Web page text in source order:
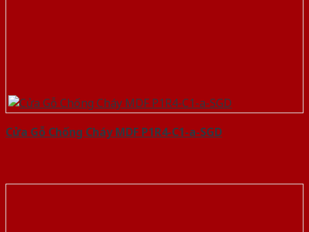
Cửa Gỗ Chống Cháy MDF P1R4-C1-a-SGD